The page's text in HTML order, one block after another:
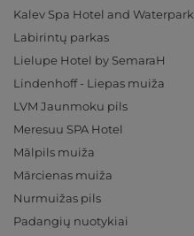
Kalev Spa Hotel and Waterpark
Labirintų parkas
Lielupe Hotel by SemaraH
Lindenhoff - Liepas muiža
LVM Jaunmoku pils
Meresuu SPA Hotel
Mālpils muiža
Mārcienas muiža
Nurmuižas pils
Padangių nuotykiai